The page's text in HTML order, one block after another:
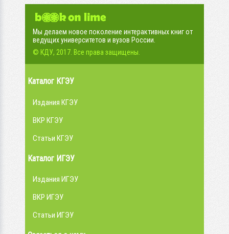
Мы делаем новое поколение интерактивных книг от
ведущих университетов и вузов России.
© КДУ, 2017. Все права защищены.
Каталог КГЭУ
Издания КГЭУ
ВКР КГЭУ
Статьи КГЭУ
Каталог ИГЭУ
Издания ИГЭУ
ВКР ИГЭУ
Статьи ИГЭУ